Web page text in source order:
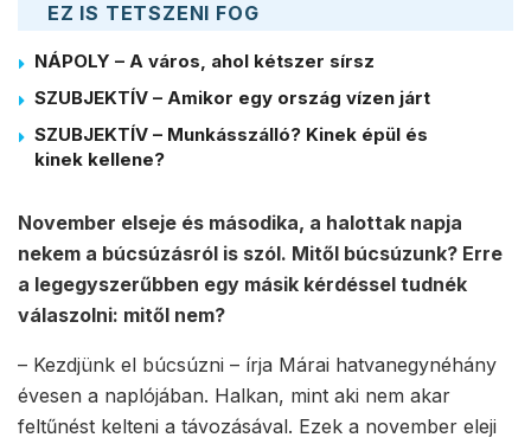
EZ IS TETSZENI FOG
NÁPOLY – A város, ahol kétszer sírsz
SZUBJEKTÍV – Amikor egy ország vízen járt
SZUBJEKTÍV – Munkásszálló? Kinek épül és
kinek kellene?
November elseje és másodika, a halottak napja
nekem a búcsúzásról is szól. Mitől búcsúzunk? Erre
a legegyszerűbben egy másik kérdéssel tudnék
válaszolni: mitől nem?
– Kezdjünk el búcsúzni – írja Márai hatvanegynéhány
évesen a naplójában. Halkan, mint aki nem akar
feltűnést kelteni a távozásával. Ezek a november eleji